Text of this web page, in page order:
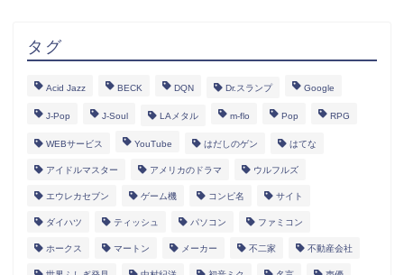
タグ
Acid Jazz BECK DQN Dr.スランプ Google
J-Pop J-Soul LAメタル m-flo Pop RPG
WEBサービス YouTube はだしのゲン はてな
アイドルマスター アメリカのドラマ ウルフルズ
エウレカセブン ゲーム機 コンピ名 サイト
ダイハツ ティッシュ パソコン ファミコン
ホークス マートン メーカー 不二家 不動産会社